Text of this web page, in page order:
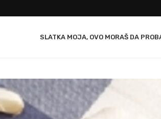
SLATKA MOJA, OVO MORAŠ DA